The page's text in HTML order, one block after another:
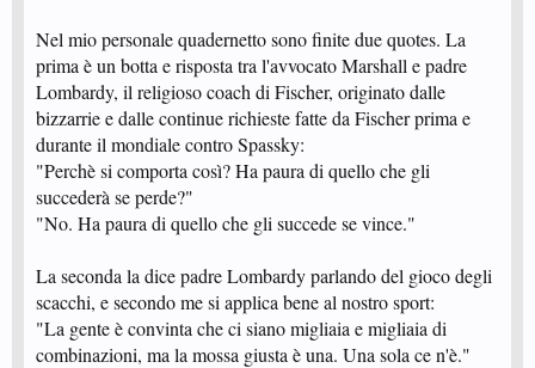
Nel mio personale quadernetto sono finite due quotes. La
prima è un botta e risposta tra l'avvocato Marshall e padre
Lombardy, il religioso coach di Fischer, originato dalle
bizzarrie e dalle continue richieste fatte da Fischer prima e
durante il mondiale contro Spassky:
"Perchè si comporta così? Ha paura di quello che gli
succederà se perde?"
"No. Ha paura di quello che gli succede se vince."
La seconda la dice padre Lombardy parlando del gioco degli
scacchi, e secondo me si applica bene al nostro sport:
"La gente è convinta che ci siano migliaia e migliaia di
combinazioni, ma la mossa giusta è una. Una sola ce n'è."